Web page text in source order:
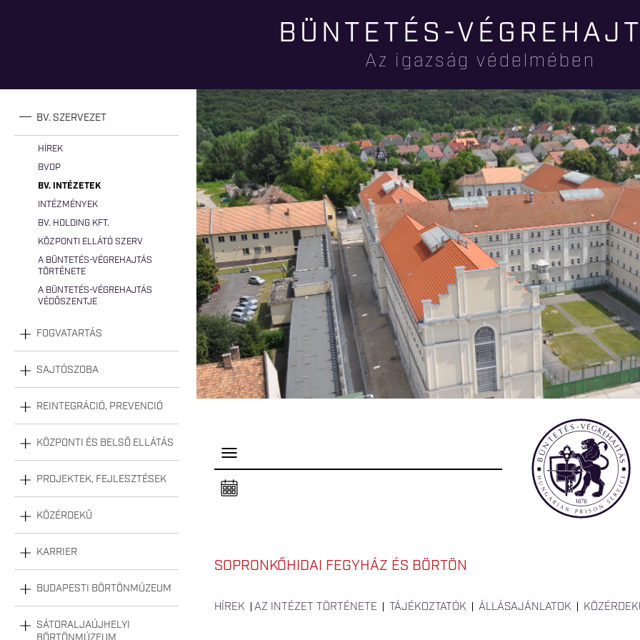
tartalomra
BÜNTETÉS-
Az igazság védelmében
BV. SZERVEZET
HÍREK
BVOP
BV. INTÉZETEK
INTÉZMÉNYEK
BV. HOLDING KFT.
KÖZPONTI ELLÁTÓ SZERV
A BÜNTETÉS-VÉGREHAJTÁS
TÖRTÉNETE
A BÜNTETÉS-VÉGREHAJTÁS
VÉDŐSZENTJE
FOGVATARTÁS
SAJTÓSZOBA
REINTEGRÁCIÓ, PREVENCIÓ
KÖZPONTI ÉS BELSŐ ELLÁTÁS
PROJEKTEK, FEJLESZTÉSEK
KÖZÉRDEKŰ
KARRIER
BUDAPESTI BÖRTÖNMÚZEUM
SÁTORALJAÚJHELYI
P
e
l
s
a
SOPRONKŐHIDAI FEGYHÁZ ÉS BÖRTÖN
HÍREK AZ INTÉZET TÖRTÉNETE TÁJÉKOZTATÓK ÁLLÁSAJÁNLATOK